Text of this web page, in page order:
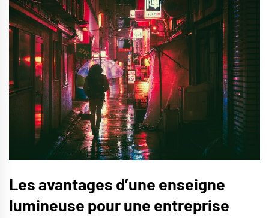
Les avantages d’une enseigne
lumineuse pour une entreprise